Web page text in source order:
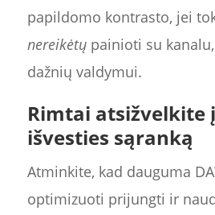
papildomo kontrasto, jei
nereikėtųpainioti su
dažnių valdymui.
Rimtai atsižvelkite
išvesties sąranką
Atminkite, kad dauguma
optimizuoti prijungti ir